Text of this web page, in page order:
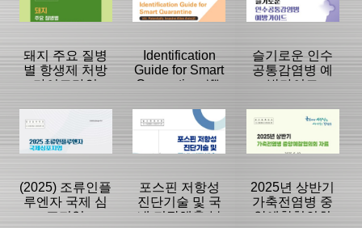
2025/09/26
|
2025/09/18
|
2025/09/18
돼지 주요 질병
별 항생제 처방
가이드라인
분류명 : 단행본
|
Identification
Guide for Smart
Quarantine: Ⅷ.
Invasive Alien
Ants(2)
분류명 : 단행본
슬기로운 인수
공통감염병 예
방가이드
분류명 : 단행본
(2025) 조류인플
루엔자 국제 심
포지엄
포스핀 저항성
진단기술 및 국
내 저장해충 분
2025년 상반기
가축전염병 중
앙예찰협의회